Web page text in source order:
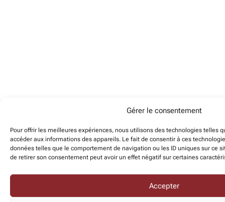
Gérer le consentement
Pour offrir les meilleures expériences, nous utilisons des technologies telles
accéder aux informations des appareils. Le fait de consentir à ces
données telles que le comportement de navigation ou les ID uniques sur ce
de retirer son consentement peut avoir un effet négatif sur certaines
Accepter